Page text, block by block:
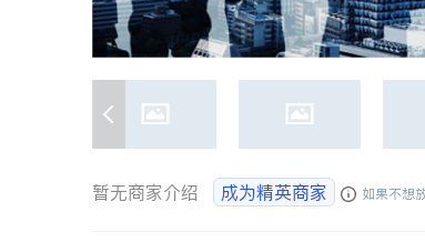
暂无商家介绍 成为精英商家 如果不想